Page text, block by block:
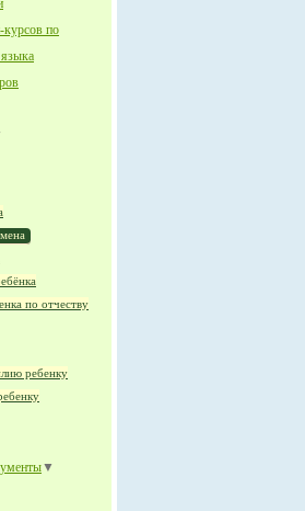
по
по отчеству
ребенку
▼